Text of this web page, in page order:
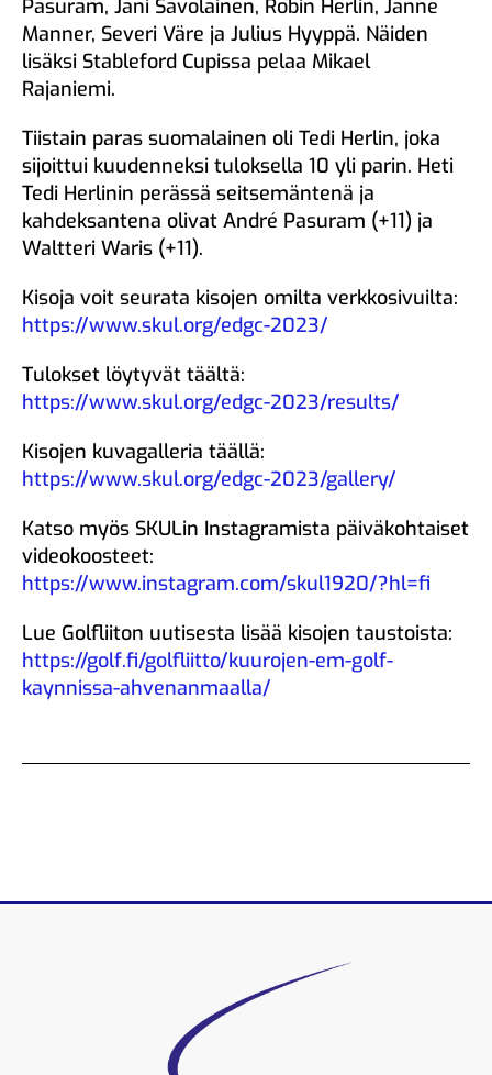
Pasuram, Jani Savolainen, Robin Herlin, Janne
Manner, Severi Väre ja Julius Hyyppä. Näiden
lisäksi Stableford Cupissa pelaa Mikael
Rajaniemi.
Tiistain paras suomalainen oli Tedi Herlin, joka
sijoittui kuudenneksi tuloksella 10 yli parin. Heti
Tedi Herlinin perässä seitsemäntenä ja
kahdeksantena olivat André Pasuram (+11) ja
Waltteri Waris (+11).
Kisoja voit seurata kisojen omilta verkkosivuilta:
https://www.skul.org/edgc-2023/
Tulokset löytyvät täältä:
https://www.skul.org/edgc-2023/results/
Kisojen kuvagalleria täällä:
https://www.skul.org/edgc-2023/gallery/
Katso myös SKULin Instagramista päiväkohtaiset
videokoosteet:
https://www.instagram.com/skul1920/?hl=fi
Lue Golfliiton uutisesta lisää kisojen taustoista:
https://golf.fi/golfliitto/kuurojen-em-golf-
kaynnissa-ahvenanmaalla/